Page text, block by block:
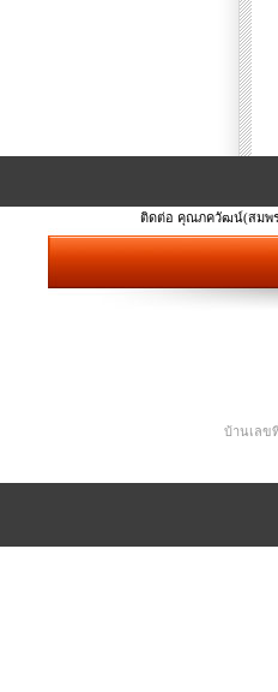
ติดต่อ คุณภควัฒน์(สมพร)
บ้านเลข